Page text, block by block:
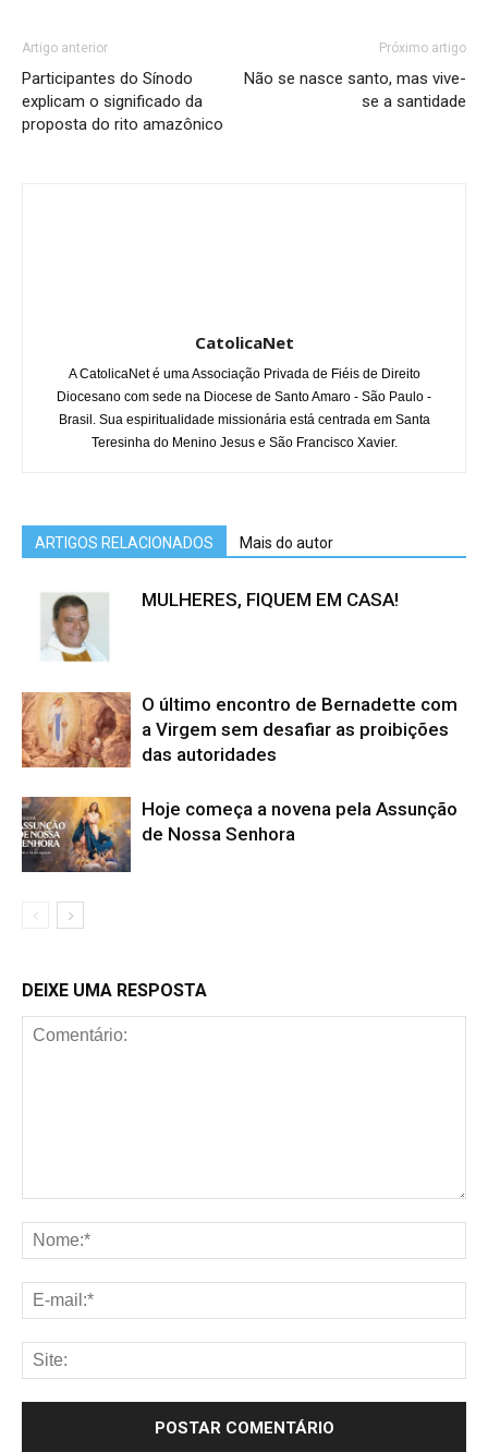
Artigo anterior
Participantes do Sínodo
explicam o significado da
proposta do rito amazônico
Próximo artigo
Não se nasce santo, mas vive-
se a santidade
CatolicaNet
A CatolicaNet é uma Associação Privada de Fiéis de Direito
Diocesano com sede na Diocese de Santo Amaro - São Paulo -
Brasil. Sua espiritualidade missionária está centrada em Santa
Teresinha do Menino Jesus e São Francisco Xavier.
ARTIGOS RELACIONADOS Mais do autor
MULHERES, FIQUEM EM CASA!
O último encontro de Bernadette com
a Virgem sem desafiar as proibições
das autoridades
Hoje começa a novena pela Assunção
de Nossa Senhora
DEIXE UMA RESPOSTA